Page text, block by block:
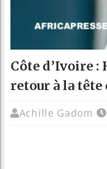
Côte d’Ivoire
retour à la tête
Achille Gadom